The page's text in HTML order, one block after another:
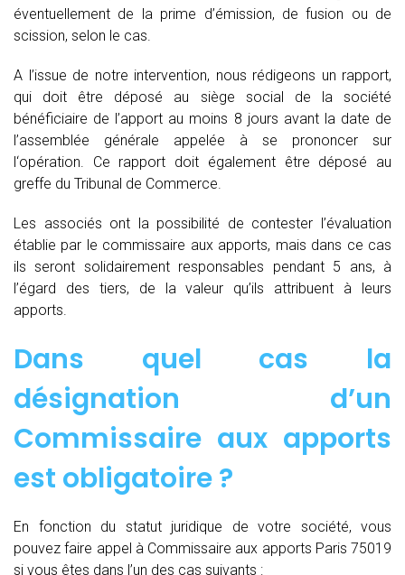
éventuellement de la prime d’émission, de fusion ou de
scission, selon le cas.
A l’issue de notre intervention, nous rédigeons un rapport,
qui doit être déposé au siège social de la société
bénéficiaire de l’apport au moins 8 jours avant la date de
l’assemblée générale appelée à se prononcer sur
l‘opération. Ce rapport doit également être déposé au
greffe du Tribunal de Commerce.
Les associés ont la possibilité de contester l’évaluation
établie par le commissaire aux apports, mais dans ce cas
ils seront solidairement responsables pendant 5 ans, à
l’égard des tiers, de la valeur qu’ils attribuent à leurs
apports.
Dans quel cas la
désignation d’un
Commissaire aux apports
est obligatoire ?
En fonction du statut juridique de votre société, vous
pouvez faire appel à Commissaire aux apports Paris 75019
si vous êtes dans l’un des cas suivants :